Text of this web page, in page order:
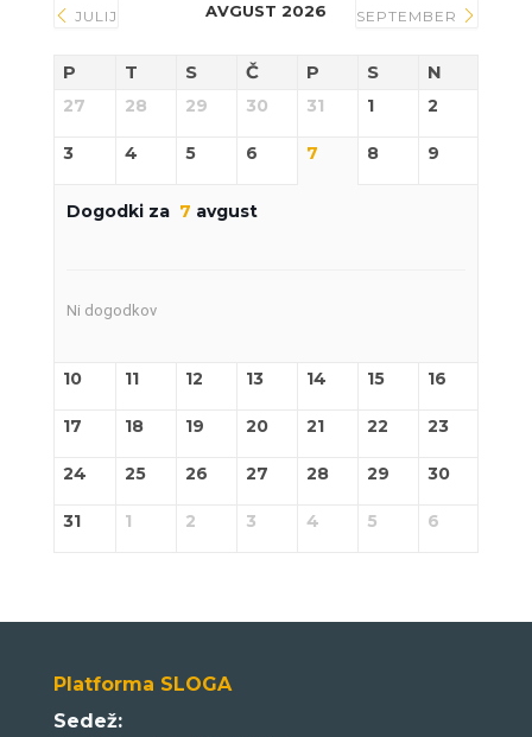
JULIJ AVGUST 2026 SEPTEMBER
P T S Č P S N
27 28 29 30 31 1 2
3 4 5 6 7 8 9
Dogodki za 7 avgust
Ni dogodkov
10 11 12 13 14 15 16
17 18 19 20 21 22 23
24 25 26 27 28 29 30
31 1 2 3 4 5 6
Platforma SLOGA
Sedež: